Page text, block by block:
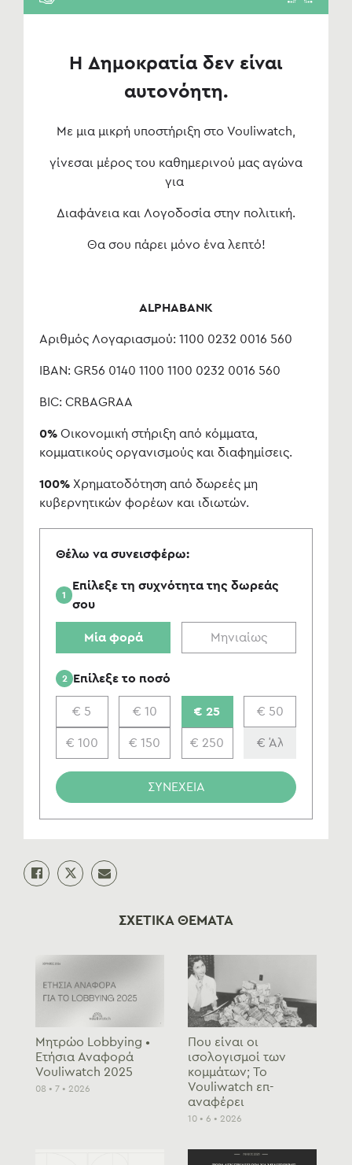
Η Δημοκρατία δεν είναι
αυτονόητη.
Με μια μικρή υποστήριξη στο Vouliwatch,
γίνεσαι μέρος του καθημερινού μας αγώνα
για
Διαφάνεια και Λογοδοσία στην πολιτική.
Θα σου πάρει μόνο ένα λεπτό!
ALPHABANK
Αριθμός Λογαριασμού: 1100 0232 0016 560
IBAN: GR56 0140 1100 1100 0232 0016 560
BIC: CRBAGRAA
0% Οικονομική στήριξη από κόμματα,
κομματικούς οργανισμούς και διαφημίσεις.
100% Χρηματοδότηση από δωρεές μη
κυβερνητικών φορέων και ιδιωτών.
Θέλω να συνεισφέρω:
1
Επίλεξε τη συχνότητα της δωρεάς
σου
Μία φορά Μηνιαίως
2 Επίλεξε το ποσό
€ 5 € 10 € 25 € 50
€ 100 € 150 € 250
ΣΥΝΕΧΕΙΑ
ΣΧΕΤΙΚΑ ΘΕΜΑΤΑ
Μητρώο Lobbying •
Ετήσια Αναφορά
Vouliwatch 2025
08 • 7 • 2026
Που είναι οι
ισολογισμοί των
κομμάτων; To
Vouliwatch επ-
αναφέρει
10 • 6 • 2026